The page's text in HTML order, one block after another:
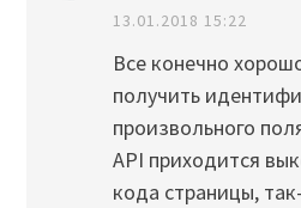
13.01.2018 15:22
Все конечно
получить
произвольного
API приходится
кода страницы,